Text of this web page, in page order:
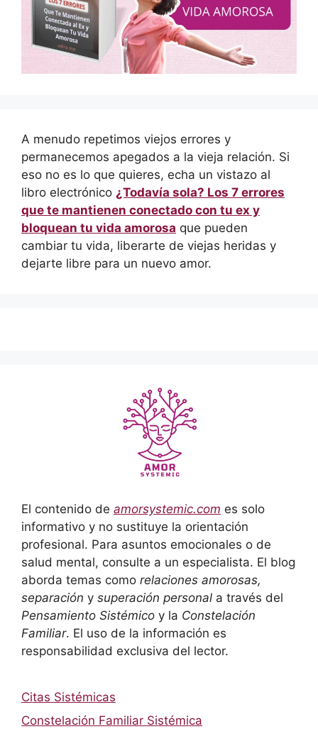
A menudo repetimos viejos errores y
permanecemos apegados a la vieja relación. Si
eso no es lo que quieres, echa un vistazo al
libro electrónico ¿Todavía sola? Los 7 errores
que te mantienen conectado con tu ex y
bloquean tu vida amorosa que pueden
cambiar tu vida, liberarte de viejas heridas y
dejarte libre para un nuevo amor.
El contenido de amorsystemic.com es solo
informativo y no sustituye la orientación
profesional. Para asuntos emocionales o de
salud mental, consulte a un especialista. El blog
aborda temas como relaciones amorosas,
separación y superación personal a través del
Pensamiento Sistémico y la Constelación
Familiar. El uso de la información es
responsabilidad exclusiva del lector.
Citas Sistémicas
Constelación Familiar Sistémica